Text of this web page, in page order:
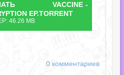
VACCINE -
EP.TORRENT
46.26 MB
0 комментариев